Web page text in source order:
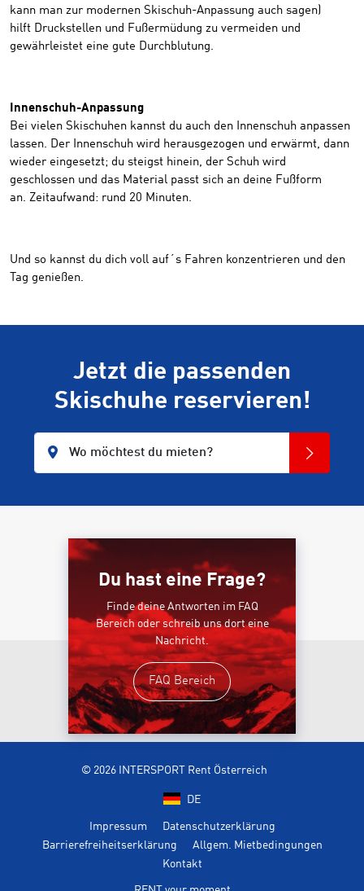
kann man zur modernen Skischuh-Anpassung auch sagen)
hilft Druckstellen und Fußermüdung zu vermeiden und
gewährleistet eine gute Durchblutung.
Innenschuh-Anpassung
Bei vielen Skischuhen kannst du auch den Innenschuh anpassen
lassen. Der Innenschuh wird herausgezogen und erwärmt, dann
wieder eingesetzt; du steigst hinein, der Schuh wird
geschlossen und das Material passt sich an deine Fußform
an. Zeitaufwand: rund 20 Minuten.
Und so kannst du dich voll auf´s Fahren konzentrieren und den
Tag genießen.
Jetzt die passenden
Skischuhe reservieren!
Wo möchtest du mieten?
Du hast eine Frage?
Finde deine Antworten im FAQ
Bereich oder schreib uns dort eine
Nachricht.
FAQ Bereich
© 2026 INTERSPORT Rent Österreich
DE
Impressum
Datenschutzerklärung
Barrierefreiheitserklärung
Allgem. Mietbedingungen
Kontakt